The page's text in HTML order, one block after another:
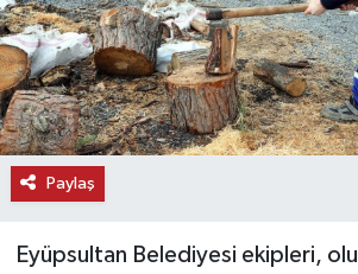
Paylaş
Eyüpsultan Belediyesi ekipleri,
MAGAZİN
ÖZEL HABER
SAĞLIK
SPOR
TEKNOLOJİ